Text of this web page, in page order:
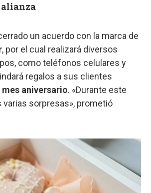
un acuerdo con la marca de
, por el cual realizará diversos
como teléfonos celulares y
regalos a sus clientes
mes aniversario. «Durante este
sorpresas», prometió